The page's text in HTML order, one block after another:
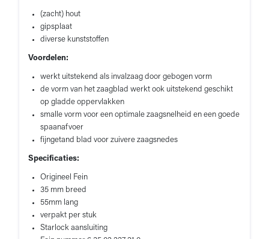
(zacht) hout
gipsplaat
diverse kunststoffen
Voordelen:
werkt uitstekend als invalzaag door gebogen vorm
de vorm van het zaagblad werkt ook uitstekend geschikt
op gladde oppervlakken
smalle vorm voor een optimale zaagsnelheid en een goede
spaanafvoer
fijngetand blad voor zuivere zaagsnedes
Specificaties:
Origineel Fein
35 mm breed
55mm lang
verpakt per stuk
Starlock aansluiting